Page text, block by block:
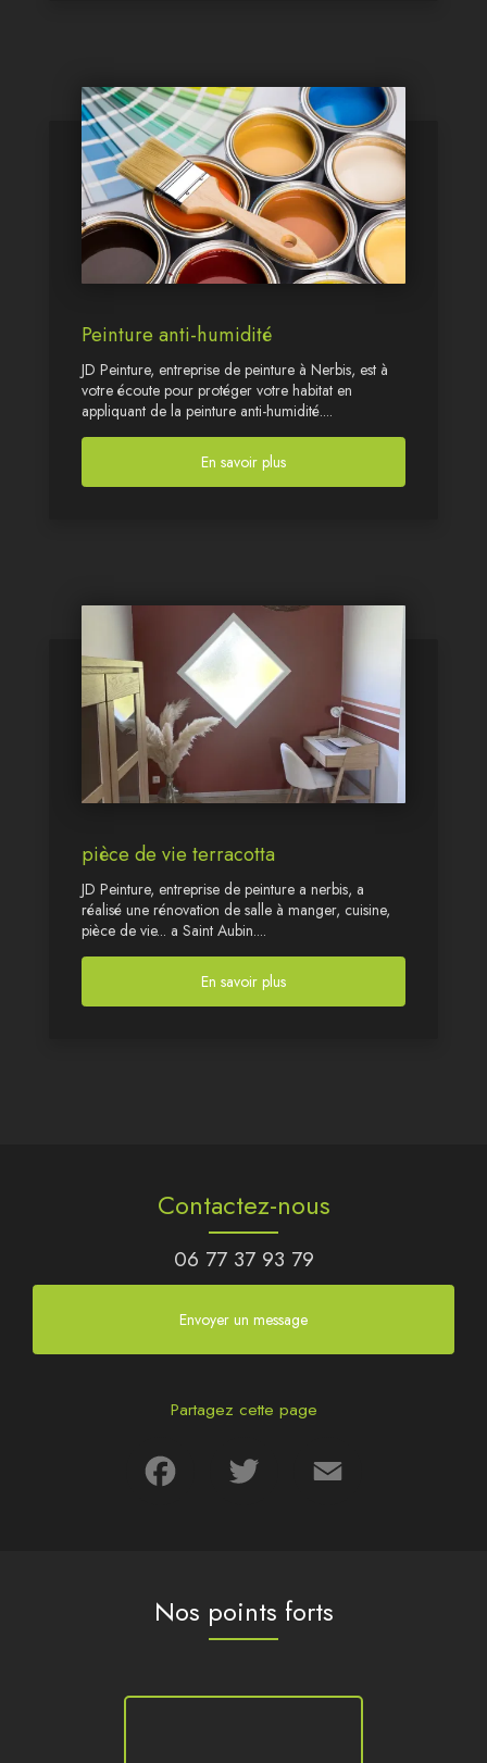
Peinture anti-humidité
JD Peinture, entreprise de peinture à Nerbis, est à
votre écoute pour protéger votre habitat en
appliquant de la peinture anti-humidité....
En savoir plus
pièce de vie terracotta
JD Peinture, entreprise de peinture a nerbis, a
réalisé une rénovation de salle à manger, cuisine,
pièce de vie... a Saint Aubin....
En savoir plus
Contactez-nous
06 77 37 93 79
Envoyer un message
Partagez cette page
Nos points forts